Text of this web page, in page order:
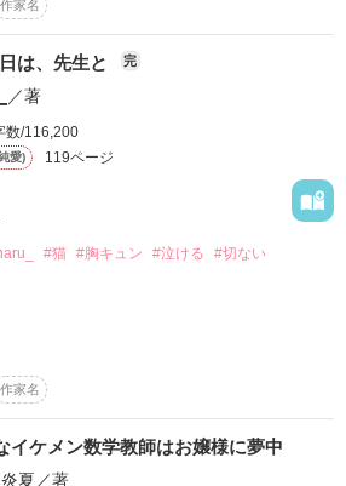
恋しちゃいました。」
を読まなくても読めますっ！
にて！
作品を読む
」
」
作品を読む
作家名
は、先生と 完
／著
数/116,200
愛) 119ページ
#猫 #胸キュン #泣ける
#切ない
る。
てを包み隠して。
作家名
イケメン数学教師はお嬢様に夢中
夏 ／著